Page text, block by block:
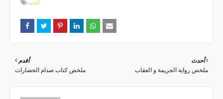
أدب
أحدث
ملخص رواية الجريمة و العقاب
أقدم
ملخص كتاب صدام الحضارات